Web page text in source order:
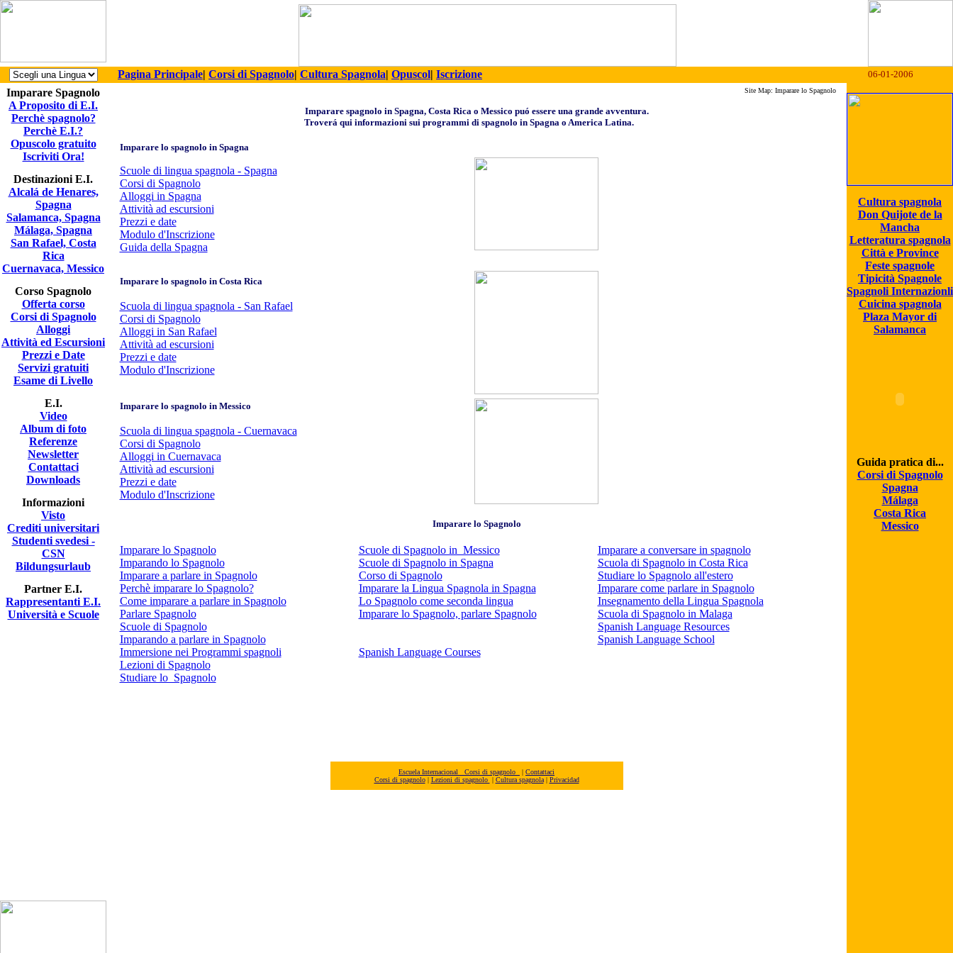
Pagina Principale| Corsi di Spagnolo| Cultura Spagnola| Opuscol| Iscrizione 06-01-2006
Imparare Spagnolo
A Proposito di E.I.
Perchè spagnolo?
Perchè E.I.?
Opuscolo gratuito
Iscriviti Ora!
Destinazioni E.I.
Alcalá de Henares,
Spagna
Salamanca, Spagna
Málaga, Spagna
San Rafael, Costa
Rica
Cuernavaca, Messico
Corso Spagnolo
Offerta corso
Corsi di Spagnolo
Alloggi
Attività ed Escursioni
Prezzi e Date
Servizi gratuiti
Esame di Livello
E.I.
Video
Album di foto
Referenze
Newsletter
Contattaci
Downloads
Informazioni
Visto
Crediti universitari
Studenti svedesi -
CSN
Bildungsurlaub
Partner E.I.
Rappresentanti E.I.
Università e Scuole
Site Map: Imparare lo Spagnolo
Imparare spagnolo in Spagna, Costa Rica o Messico puó essere una grande avventura.
Troverá qui informazioni sui programmi di spagnolo in Spagna o America Latina.
Imparare lo spagnolo in Spagna
Scuole di lingua spagnola - Spagna
Corsi di Spagnolo
Alloggi in Spagna
Attività ad escursioni
Prezzi e date
Modulo d'Inscrizione
Guida della Spagna
Imparare lo spagnolo in Costa Rica
Scuola di lingua spagnola - San Rafael
Corsi di Spagnolo
Alloggi in San Rafael
Attività ad escursioni
Prezzi e date
Modulo d'Inscrizione
Imparare lo spagnolo in Messico
Scuola di lingua spagnola - Cuernavaca
Corsi di Spagnolo
Alloggi in Cuernavaca
Attività ad escursioni
Prezzi e date
Modulo d'Inscrizione
Imparare lo Spagnolo
Imparare lo Spagnolo
Imparando lo Spagnolo
Imparare a parlare in Spagnolo
Perchè imparare lo Spagnolo?
Come imparare a parlare in Spagnolo
Parlare Spagnolo
Scuole di Spagnolo
Imparando a parlare in Spagnolo
Immersione nei Programmi spagnoli
Lezioni di Spagnolo
Studiare lo Spagnolo
Scuole di Spagnolo in Messico
Scuole di Spagnolo in Spagna
Corso di Spagnolo
Imparare la Lingua Spagnola in Spagna
Lo Spagnolo come seconda lingua
Imparare lo Spagnolo, parlare Spagnolo
Spanish Language Courses
Imparare a conversare in spagnolo
Scuola di Spagnolo in Costa Rica
Studiare lo Spagnolo all'estero
Imparare come parlare in Spagnolo
Insegnamento della Lingua Spagnola
Scuola di Spagnolo in Malaga
Spanish Language Resources
Spanish Language School
Escuela Internacional Corsi di spagnolo | Contattaci
Corsi di spagnolo| Lezioni di spagnolo | Cultura spagnola| Privacidad
Cultura spagnola
Don Quijote de la
Mancha
Letteratura spagnola
Città e Province
Feste spagnole
Tipicità Spagnole
Spagnoli Internazionli
Cuicina spagnola
Plaza Mayor di
Salamanca
Guida pratica di...
Corsi di Spagnolo
Spagna
Málaga
Costa Rica
Messico